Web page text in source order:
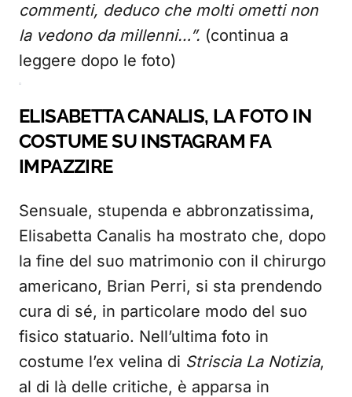
commenti, deduco che molti ometti non
la vedono da millenni…”. (continua a
leggere dopo le foto)
ELISABETTA CANALIS, LA FOTO IN
COSTUME SU INSTAGRAM FA
IMPAZZIRE
Sensuale, stupenda e abbronzatissima,
Elisabetta Canalis ha mostrato che, dopo
la fine del suo matrimonio con il chirurgo
americano, Brian Perri, si sta prendendo
cura di sé, in particolare modo del suo
fisico statuario. Nell’ultima foto in
costume l’ex velina di Striscia La Notizia,
al di là delle critiche, è apparsa in